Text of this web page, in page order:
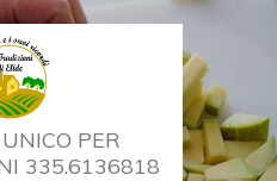
PER
335.6136818